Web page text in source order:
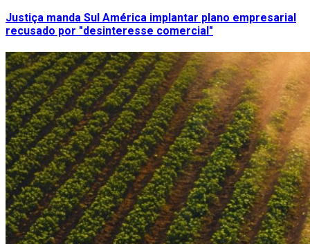
Justiça manda Sul América implantar plano empresarial
recusado por "desinteresse comercial"